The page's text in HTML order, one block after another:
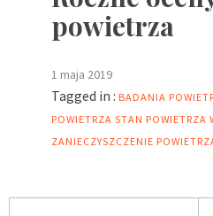
powietrza
1 maja 2019
Tagged in : BADANIA
POWIETRZA STAN POWIETRZA
ZANIECZYSZCZENIE